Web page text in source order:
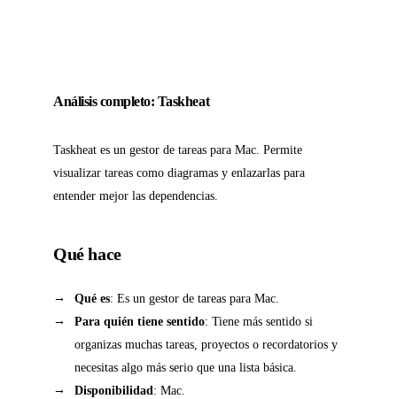
Análisis completo: Taskheat
Taskheat es un gestor de tareas para Mac. Permite
visualizar tareas como diagramas y enlazarlas para
entender mejor las dependencias.
Qué hace
Qué es: Es un gestor de tareas para Mac.
Para quién tiene sentido: Tiene más sentido si
organizas muchas tareas, proyectos o recordatorios y
necesitas algo más serio que una lista básica.
Disponibilidad: Mac.